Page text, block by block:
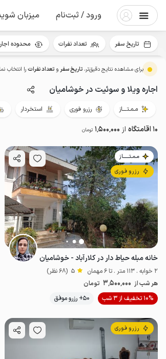
ورود / ثبت‌نام میزبان
برای مشاهده نتایج دقیق‌تر، تاریخ سفرو تعداد نفراترا انتخاب
اجاره ویلا و سوئیت در خوشامیان
مـمـتــــاز رزرو فوری استخردار
10 اقامتگاه از 1٬500٬000 تومان
مـمـتــــــاز
رزرو فوری
خانه مبله حیاط دار در کلارآباد - خوشامیان
2 خوابه . 113 متر . تا 6 مهمان 5 (68 نظر)
هر شب از 3٬500٬000 تومان
10% تخفیف از 3 شب
50+ رزرو موفق
رزرو فوری
تاریخ سفر تعداد نفرات محدوده